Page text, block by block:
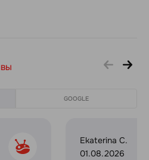
GOOGLE
Ekaterina C.
01.08.2026